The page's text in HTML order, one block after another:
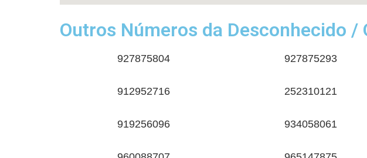
Outros Números da Desconhecido /
927875804 927875293
912952716 252310121
919256096 934058061